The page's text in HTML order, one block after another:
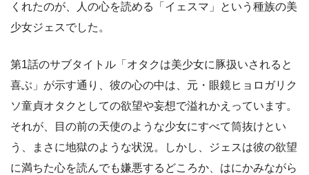
くれたのが、人の心を読める「イェスマ」という種族の美
少女ジェスでした。
第1話のサブタイトル「オタクは美少女に豚扱いされると
喜ぶ」が示す通り、彼の心の中は、元・眼鏡ヒョロガリク
ソ童貞オタクとしての欲望や妄想で溢れかえっています。
それが、目の前の天使のような少女にすべて筒抜けとい
う、まさに地獄のような状況。しかし、ジェスは彼の欲望
に満ちた心を読んでも嫌悪するどころか、はにかみながら